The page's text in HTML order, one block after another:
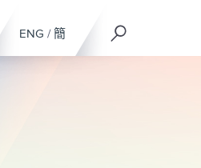
ENG / 簡